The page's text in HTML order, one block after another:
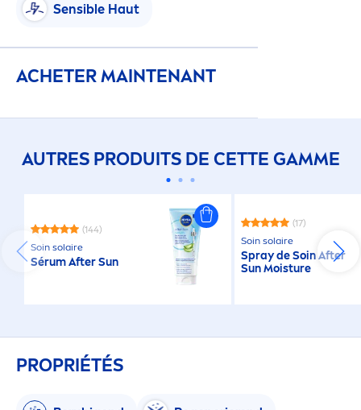
Sensible Haut
ACHETER MAINTENANT
AUTRES PRODUITS DE CETTE GAMME
(144)
Soin solaire
Sérum AfterSun
(17)
Soin solaire
Spray de Soin After
SunMoisture
PROPRIÉTÉS